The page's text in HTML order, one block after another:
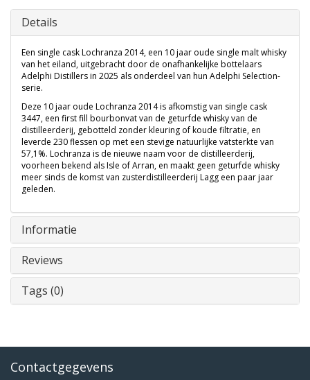
Details
Een single cask Lochranza 2014, een 10 jaar oude single malt whisky
van het eiland, uitgebracht door de onafhankelijke bottelaars
Adelphi Distillers in 2025 als onderdeel van hun Adelphi Selection-
serie.
Deze 10 jaar oude Lochranza 2014 is afkomstig van single cask
3447, een first fill bourbonvat van de geturfde whisky van de
distilleerderij, gebotteld zonder kleuring of koude filtratie, en
leverde 230 flessen op met een stevige natuurlijke vatsterkte van
57,1%. Lochranza is de nieuwe naam voor de distilleerderij,
voorheen bekend als Isle of Arran, en maakt geen geturfde whisky
meer sinds de komst van zusterdistilleerderij Lagg een paar jaar
geleden.
Informatie
Reviews
Tags (0)
Contactgegevens